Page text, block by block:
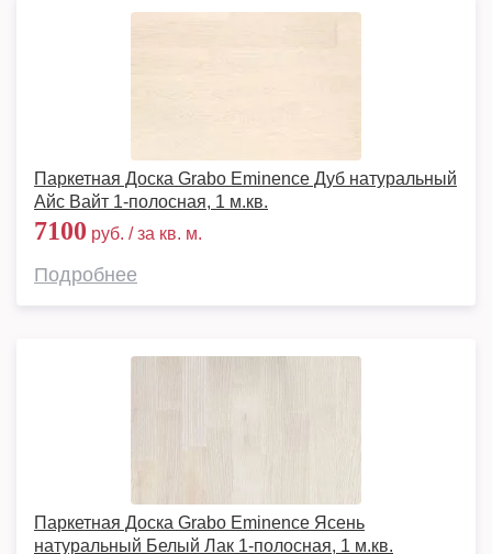
Паркетная Доска Grabo Eminence Дуб натуральный
Айс Вайт 1-полосная, 1 м.кв.
7100 руб. / за кв. м.
Подробнее
Паркетная Доска Grabo Eminence Ясень
натуральный Белый Лак 1-полосная, 1 м.кв.